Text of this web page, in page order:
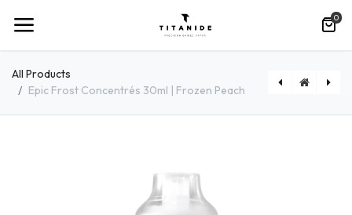
0
All Products
Epic Frost Concentrés 30ml | Frozen Peach